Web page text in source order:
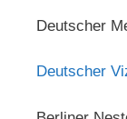
Deutscher
Deutscher